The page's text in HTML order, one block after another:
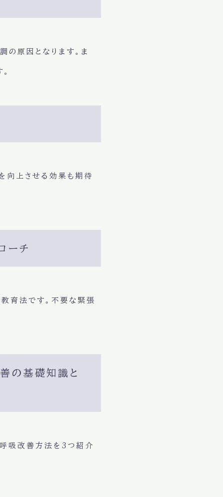
の原因となります。ま
を向上させる効果も期待
ーチ
育法です。 不要な緊張
の基礎知識と
吸改善方法 を3つ紹介